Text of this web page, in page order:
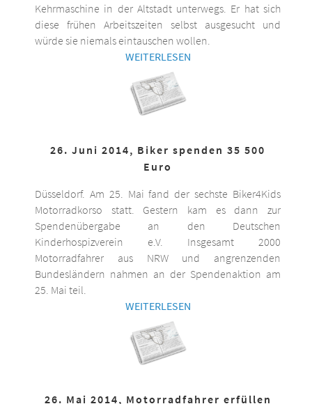
Kehrmaschine in der Altstadt unterwegs. Er hat sich
diese frühen Arbeitszeiten selbst ausgesucht und
würde sie niemals eintauschen wollen.
WEITERLESEN
26. Juni 2014, Biker spenden 35 500
Euro
Düsseldorf. Am 25. Mai fand der sechste Biker4Kids
Motorradkorso statt. Gestern kam es dann zur
Spendenübergabe an den Deutschen
Kinderhospizverein e.V. Insgesamt 2000
Motorradfahrer aus NRW und angrenzenden
Bundesländern nahmen an der Spendenaktion am
25. Mai teil.
WEITERLESEN
26. Mai 2014, Motorradfahrer erfüllen